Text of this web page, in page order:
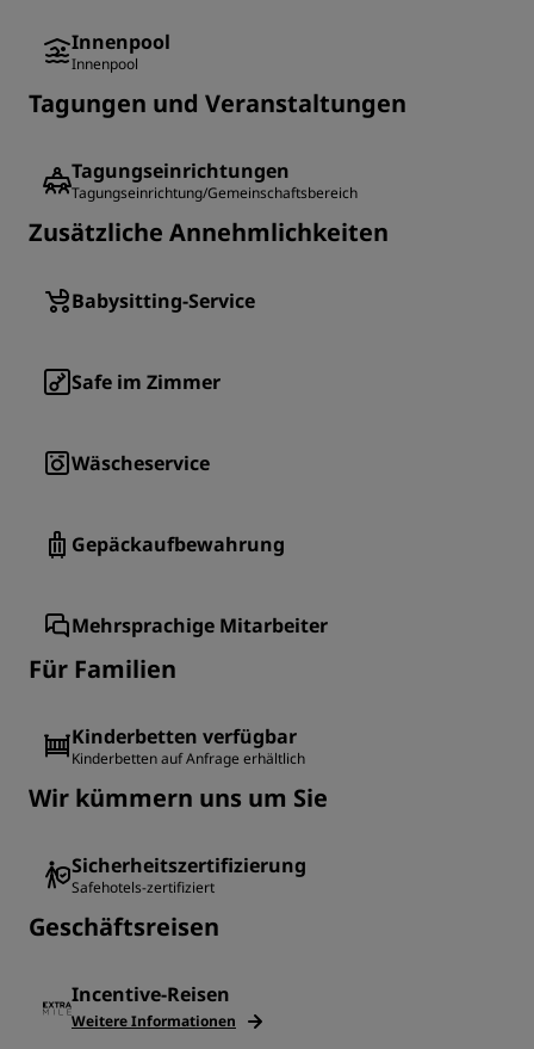
Innenpool
Innenpool
Tagungen und Veranstaltungen
Tagungseinrichtungen
Tagungseinrichtung/Gemeinschaftsbereich
Zusätzliche Annehmlichkeiten
Babysitting-Service
Safe im Zimmer
Wäscheservice
Gepäckaufbewahrung
Mehrsprachige Mitarbeiter
Für Familien
Kinderbetten verfügbar
Kinderbetten auf Anfrage erhältlich
Wir kümmern uns um Sie
Sicherheitszertifizierung
Safehotels-zertifiziert
Geschäftsreisen
Incentive-Reisen
Weitere Informationen